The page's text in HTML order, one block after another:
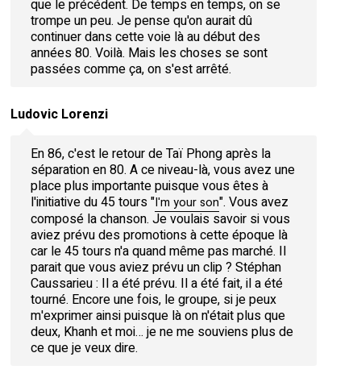
que le précédent. De temps en temps, on se
trompe un peu. Je pense qu'on aurait dû
continuer dans cette voie là au début des
années 80. Voilà. Mais les choses se sont
passées comme ça, on s'est arrêté.
Ludovic Lorenzi
En 86, c'est le retour de Taï Phong après la
séparation en 80. A ce niveau-là, vous avez une
place plus importante puisque vous êtes à
l'initiative du 45 tours "I'm your son". Vous avez
composé la chanson. Je voulais savoir si vous
aviez prévu des promotions à cette époque là
car le 45 tours n'a quand même pas marché. Il
parait que vous aviez prévu un clip ? Stéphan
Caussarieu : Il a été prévu. Il a été fait, il a été
tourné. Encore une fois, le groupe, si je peux
m'exprimer ainsi puisque là on n'était plus que
deux, Khanh et moi… je ne me souviens plus de
ce que je veux dire.